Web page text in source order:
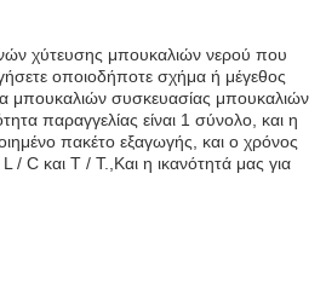
χύτευσης μπουκαλιών νερού που
οποιοδήποτε σχήμα ή μέγεθος
μπουκαλιών συσκευασίας μπουκαλιών
παραγγελίας είναι 1 σύνολο, και η
πακέτο εξαγωγής, και ο χρόνος
C και T / T.,Και η ικανότητά μας για